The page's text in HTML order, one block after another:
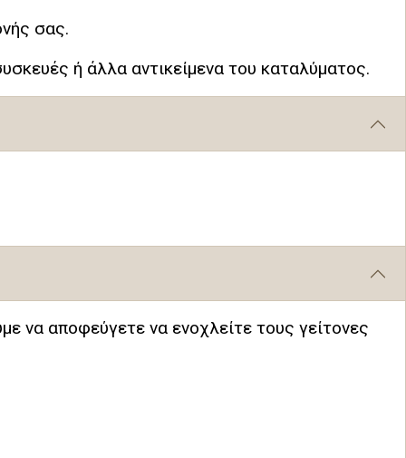
σας.
ή άλλα αντικείμενα του καταλύματος.
να αποφεύγετε να ενοχλείτε τους γείτονες